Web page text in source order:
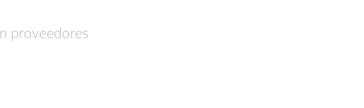
proveedores